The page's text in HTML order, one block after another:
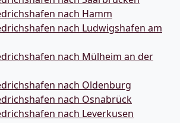
nach Hamm
nach Ludwigshafen am
nach Mülheim an der
nach Oldenburg
nach Osnabrück
nach Leverkusen